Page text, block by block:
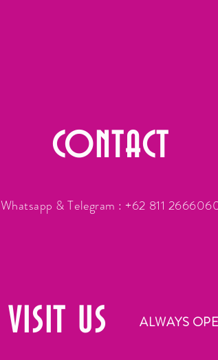
CONTACT
Whatsapp & Telegram : +62 811
VISIT US ALWAYS